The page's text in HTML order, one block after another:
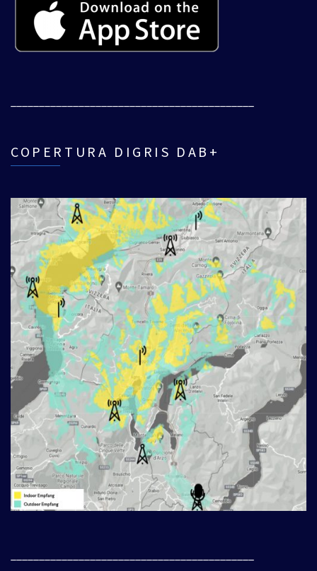
COPERTURA DIGRIS DAB+